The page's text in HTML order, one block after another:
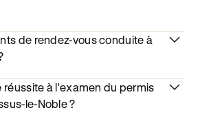
de rendez-vous conduite à
réussite à l'examen du permis
le-Noble ?